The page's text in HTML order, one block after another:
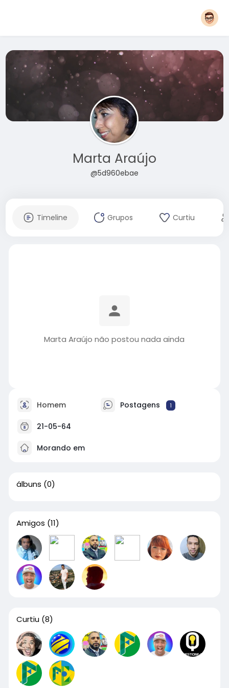
Marta Araújo
@5d960ebae
Timeline Grupos Curtiu
Marta Araújo não postou nada ainda
Homem Postagens 1
21-05-64
Morando em
álbuns (0)
Amigos (11)
Curtiu (8)